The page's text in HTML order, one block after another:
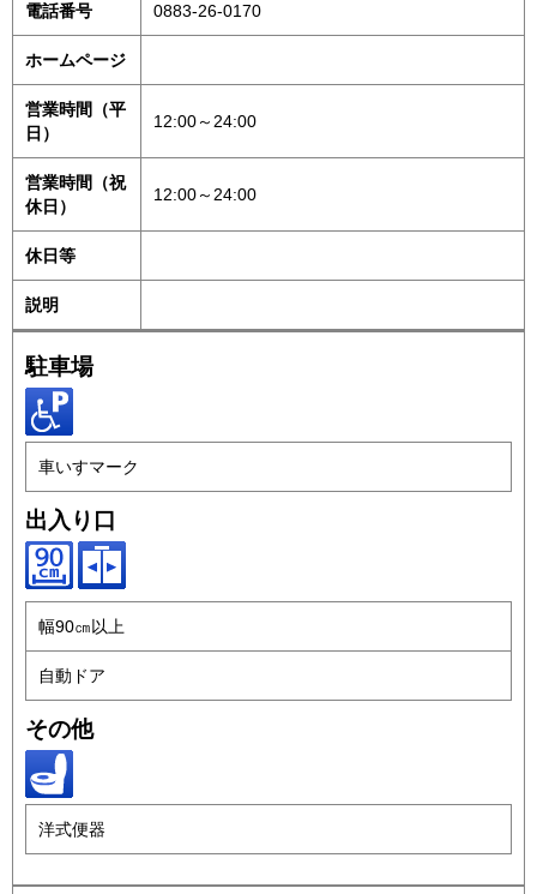
電話番号 0883-26-0170
ホームページ
営業時間（平
日）
12:00～24:00
営業時間（祝
休日）
12:00～24:00
休日等
説明
駐車場
車いすマーク
出入り口
幅90㎝以上
自動ドア
その他
洋式便器